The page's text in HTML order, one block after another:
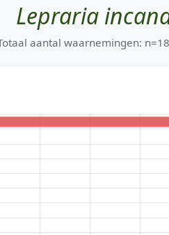
Lepraria
aantal waarnemingen: